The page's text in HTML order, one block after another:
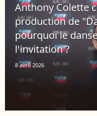
Anthony Colette
production de
pourquoi le
l'invitation ?
8 avril 2026